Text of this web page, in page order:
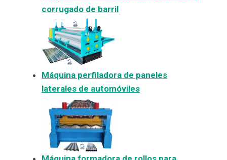
corrugado de barril
Máquina perfiladora de paneles
laterales de automóviles